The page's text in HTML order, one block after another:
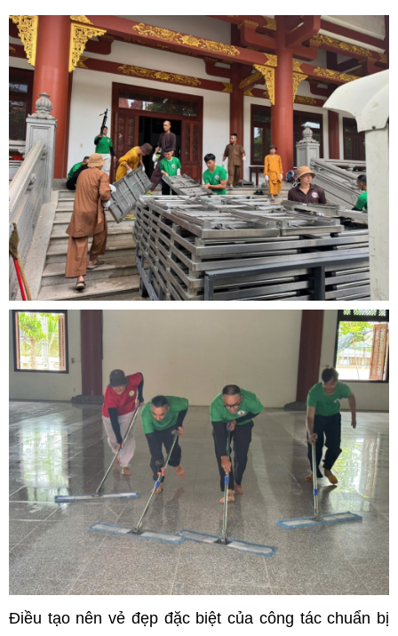
Điều tạo nên vẻ đẹp đặc biệt của công tác chuẩn bị